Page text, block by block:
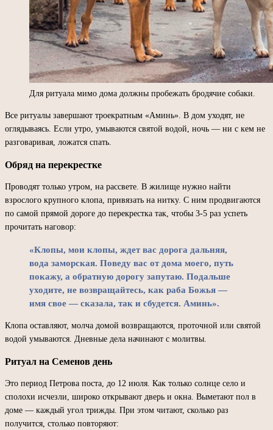
Для ритуала мимо дома должны пробежать бродячие собаки.
Все ритуалы завершают троекратным «Аминь». В дом уходят, не
оглядываясь. Если утро, умываются святой водой, ночь — ни с кем не
разговаривая, ложатся спать.
Обряд на перекрестке
Проводят только утром, на рассвете. В жилище нужно найти
взрослого крупного клопа, привязать на нитку. С ним продвигаются
по самой прямой дороге до перекрестка так, чтобы 3-5 раз успеть
прочитать наговор:
«Клопы, мои клопы, ждет вас дорога дальняя,
вода заморская. Поведу вас от дома моего, путь
покажу, а обратную дорогу запутаю. Подальше
уходите, не возвращайтесь, как раба Божья —
имя свое — сказала, так и сбудется. Аминь».
Клопа оставляют, молча домой возвращаются, проточной или святой
водой умываются. Дневные дела начинают с молитвы.
Ритуал на Семенов день
Это период Петрова поста, до 12 июля. Как только солнце село и
сполохи исчезли, широко открывают дверь и окна. Выметают пол в
доме — каждый угол трижды. При этом читают, сколько раз
получится, столько повторяют: